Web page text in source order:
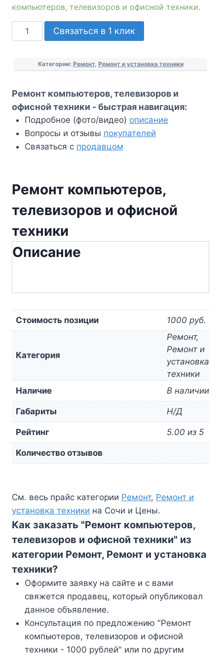
компьютеров, телевизоров и офисной техники.
Количество
товара
компьютеров,
и
офисной
техники
Связаться в 1 клик
Категории: Ремонт, Ремонт и установка техники
Ремонт компьютеров, телевизоров и
офисной техники - быстрая навигация:
Подробное (фото/видео) описание
Вопросы и отзывы покупателей
Связаться с продавцом
Ремонт компьютеров,
телевизоров и офисной
техники
Описание
Стоимость позиции 1000 руб.
Категория
Ремонт,
Ремонт и
установка
техники
Наличие
В наличии
Габариты Н/Д
Рейтинг 5.00 из 5
Количество отзывов
См. весь прайс категории Ремонт, Ремонт и
установка техники на Сочи и Цены.
Как заказать "Ремонт компьютеров,
телевизоров и офисной техники" из
категории Ремонт, Ремонт и установка
техники?
Оформите заявку на сайте и с вами
свяжется продавец, который опубликовал
данное объявление.
Консультация по предложению "Ремонт
компьютеров, телевизоров и офисной
техники - 1000 рублей" или по другим